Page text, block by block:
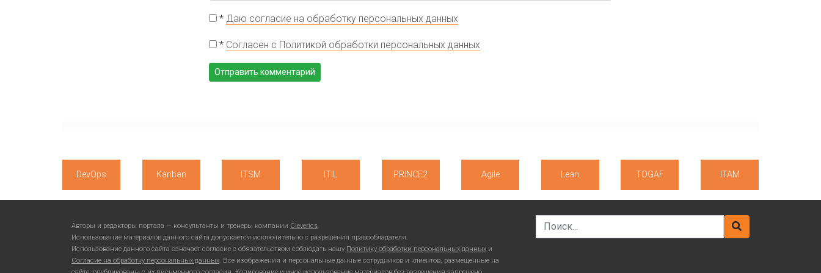
* Даю согласие на обработку персональных данных
* Согласен с Политикой обработки персональных данных
DevOps Kanban ITSM ITIL PRINCE2 Agile Lean TOGAF ITAM
Авторы и редакторы портала — консультанты и тренеры компании Cleverics.
Использование материалов данного сайта допускается исключительно с разрешения правообладателя.
Использование данного сайта означает согласие с обязательством соблюдать нашу Политику обработки персональных данных и
Согласие на обработку персональных данных. Все изображения и персональные данные сотрудников и клиентов, размещенные на
Search for